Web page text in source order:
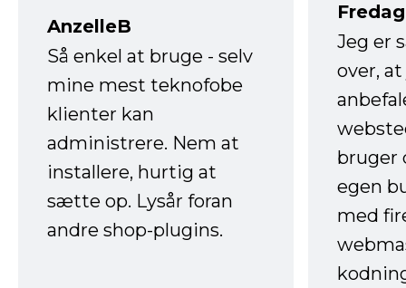
AnzelleB
Så enkel at bruge - selv
mine mest teknofobe
klienter kan
administrere. Nem at
installere, hurtig at
sætte op. Lysår foran
andre shop-plugins.
Jeg er
over,
bruger
egen
med